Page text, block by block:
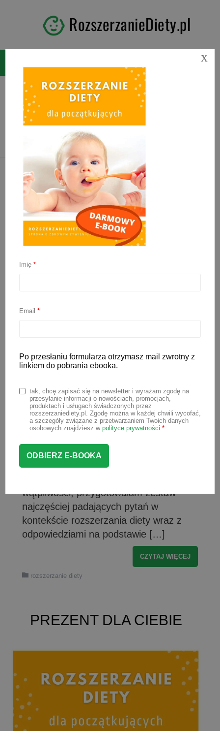
RozszerzanieDiety.pl
Tag:kiedy przyprawy dla
niemowlaka
rozszerzanie diety? I inne
6 czerwca 2023
przełomowy etap w życiu malucha. To
także ważny moment dla rodziców, w
którym często pojawia się mnóstwo
zacząć rozszerzanie diety? Który
moment jest najlepszy na wprowadzenia
wątpliwości, przygotowałam zestaw
najczęściej padających pytań w
kontekście rozszerzania diety wraz z
odpowiedziami na podstawie […]
CZYTAJ WIĘCEJ
rozszerzanie diety
PREZENT DLA CIEBIE
Imię*
Email*
Po przesłaniu formularza otrzymasz mail zwrotny z
linkiem do pobrania ebooka.
tak, chcę zapisać się na newsletter i wyrażam zgodę na
przesyłanie informacji o nowościach, promocjach,
produktach i usługach świadczonych przez
rozszerzaniediety.pl. Zgodę można w każdej chwili wycofać,
a szczegóły związane z przetwarzaniem Twoich danych
osobowych znajdziesz w polityce prywatności *
X